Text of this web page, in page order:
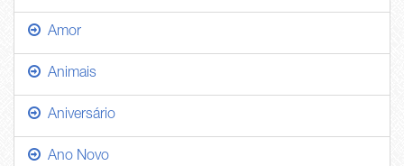
Amor
Animais
Aniversário
Ano Novo